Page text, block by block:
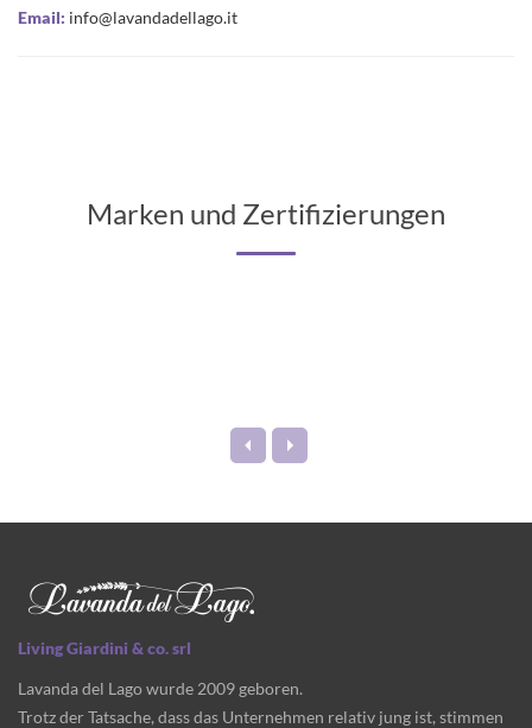
Email: info@lavandadellago.it
Marken und Zertifizierungen
Living Giardini & co. srl
Lavanda del Lago wurde 2009 geboren.
Trotz der Tatsache, dass das Unternehmen relativ jung ist, stimmen